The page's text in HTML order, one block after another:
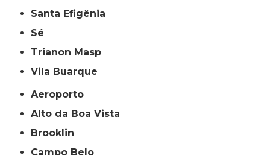
Santa Efigênia
Sé
Trianon Masp
Vila Buarque
Aeroporto
Alto da Boa Vista
Brooklin
Campo Belo